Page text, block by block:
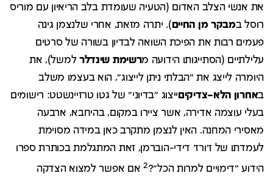
את אנשי הצלב האדום (הטעיה שעומדת בלב הריאיון עם מוריס
רוסל במבקרמן החיים). יתרה מזאת, אחרי שלנצמן גינה
פעמים רבות את הפיכת השואה לבדיון בשורה של סרטים
עלילתיים (הסתייגותו הידועה מרשימת שינדלר למשל), את
היומרה לייצג את "הבלתי ניתן לייצוג", הוא בעצמו משלב
באחרון הלא–צדיקיםייצוג "בדיוני" של גטו טרזיינשטט: רישומים
בעלי עוצמה אדירה, אשר ציירו במקום, בהיחבא, ארבעה
מאסירי המחנה. האין לנצמן מתקרב כאן במידה מסוימת
לעמדתו של ז'ורז' דידי-הוברמן, זאת המתגלמת בכותרת ספרו
הידוע "דימויים למרות הכל"?2אם אפשר למצוא הצדקה